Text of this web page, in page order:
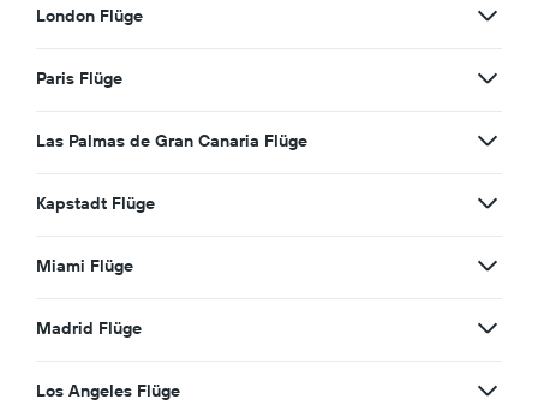
London Flüge
Paris Flüge
Las Palmas de Gran Canaria Flüge
Kapstadt Flüge
Miami Flüge
Madrid Flüge
Los Angeles Flüge